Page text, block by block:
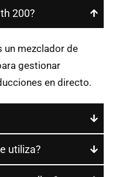
200?
un mezclador de
gestionar
en directo.
utiliza?